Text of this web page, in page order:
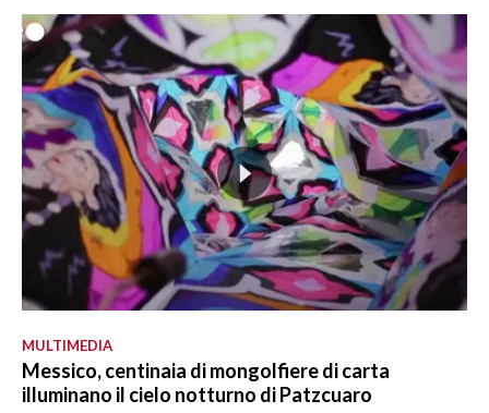
MULTIMEDIA
Messico, centinaia di mongolfiere di carta
illuminano il cielo notturno di Patzcuaro